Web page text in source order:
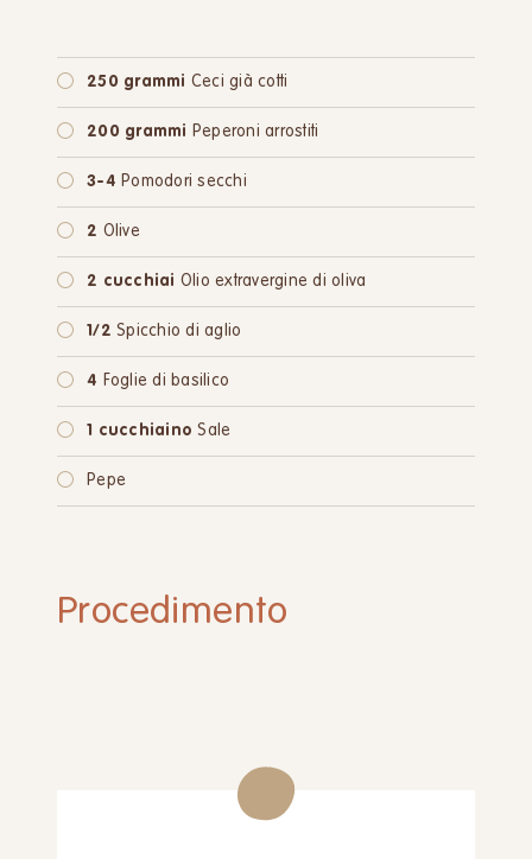
250 grammi Ceci già cotti
200 grammi Peperoni arrostiti
3-4 Pomodori secchi
2 Olive
2 cucchiai Olio extravergine di oliva
1/2 Spicchio di aglio
4 Foglie di basilico
1 cucchiaino Sale
Pepe
Procedimento